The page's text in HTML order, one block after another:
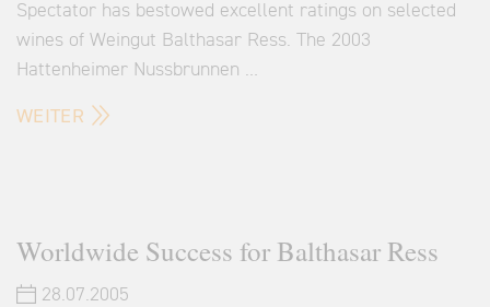
Spectator has bestowed excellent ratings on selected
wines of Weingut Balthasar Ress. The 2003
Hattenheimer Nussbrunnen …
WEITER
Worldwide Success for Balthasar Ress
28.07.2005